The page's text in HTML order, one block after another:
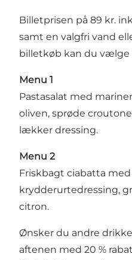
Billetprisen på 89 kr.
samt en valgfri vand
billetkøb kan du vælge
Menu 1
Pastasalat med
oliven, sprøde
lækker dressing.
Menu 2
Friskbagt ciabatta
krydderurtedressing,
citron.
Ønsker du andre
aftenen med 20 %